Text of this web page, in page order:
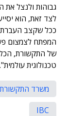
גבוהות ולנצל את
לצד זאת, הוא
ככל שקצב העברת
המפתח לצמצום
של התקשורת,
טכנולוגית עולמית".
משרד התקשורת
IBC